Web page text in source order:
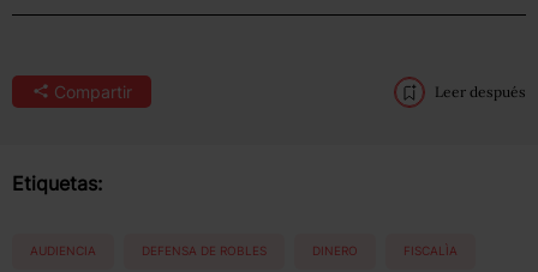
Compartir Leer después
Etiquetas:
AUDIENCIA DEFENSA DE ROBLES DINERO FISCALÌA